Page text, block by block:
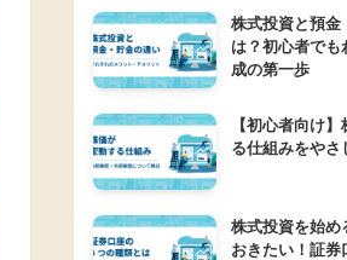
株式投資と預金
は？初心者でも
成の第一歩
【初心者向け
る仕組みをやさ
株式投資を始め
おきたい！証券